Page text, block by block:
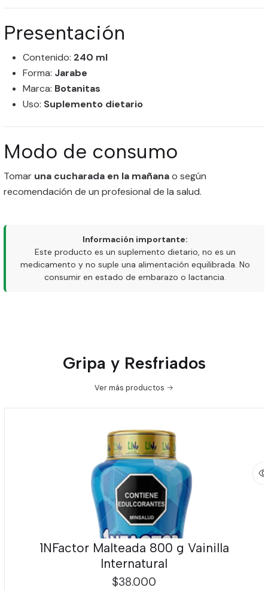
Presentación
Contenido: 240 ml
Forma: Jarabe
Marca: Botanitas
Uso: Suplemento dietario
Modo de consumo
Tomar una cucharada en la mañanao según
recomendación de un profesional de la salud.
Información importante:
Este producto es un suplemento dietario, no es un
medicamento y no suple una alimentación equilibrada. No
consumir en estado de embarazo o lactancia.
Gripa y Resfriados
Ver más productos
1NFactor Malteada 800 g Vainilla
Internatural
$38.000